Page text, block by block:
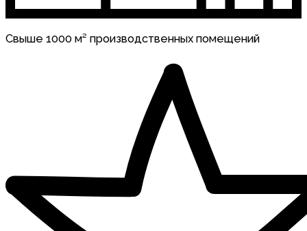
Свыше 1000 м² производственных помещений